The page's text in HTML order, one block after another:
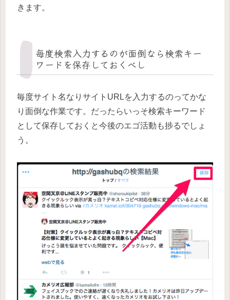
きます。
毎度検索入力するのが面倒なら検索キー
ワードを保存しておくべし
毎度サイト名なりサイトURLを入力するのってかな
り面倒な作業です。だったらいっそ検索キーワード
として保存しておくと今後のエゴ活動も捗るでしょ
う。